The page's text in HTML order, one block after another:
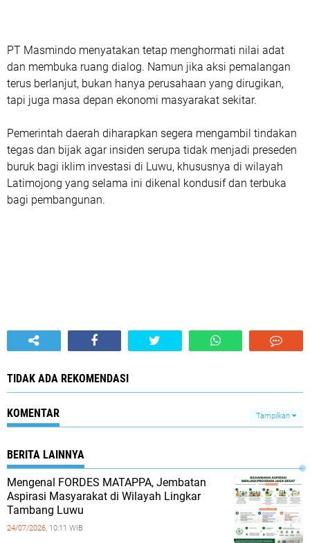
PT Masmindo menyatakan tetap menghormati nilai adat
dan membuka ruang dialog. Namun jika aksi pemalangan
terus berlanjut, bukan hanya perusahaan yang dirugikan,
tapi juga masa depan ekonomi masyarakat sekitar.
Pemerintah daerah diharapkan segera mengambil tindakan
tegas dan bijak agar insiden serupa tidak menjadi preseden
buruk bagi iklim investasi di Luwu, khususnya di wilayah
Latimojong yang selama ini dikenal kondusif dan terbuka
bagi pembangunan.
TIDAK ADA REKOMENDASI
KOMENTAR Tampilkan
BERITA LAINNYA
Mengenal FORDES MATAPPA, Jembatan
Aspirasi Masyarakat di Wilayah Lingkar
Tambang Luwu
24/07/2026, 10:11 WIB